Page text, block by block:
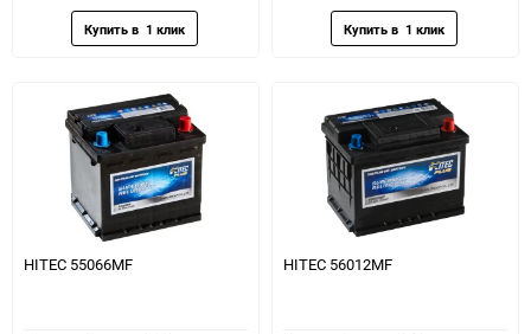
HITEC 55066MF HITEC 56012MF